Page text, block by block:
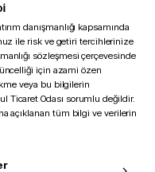
danışmanlığı kapsamında
ile risk ve getiri tercihlerinize
sözleşmesi çerçevesinde
için azami özen
veya bu bilgilerin
Ticaret Odası sorumlu değildir.
açıklanan tüm bilgi ve verilerin